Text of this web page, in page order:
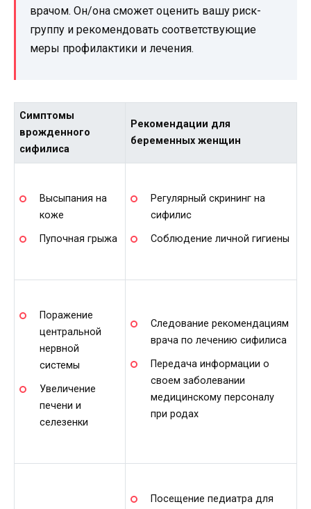
врачом. Он/она сможет оценить вашу риск-
группу и рекомендовать соответствующие
меры профилактики и лечения.
Симптомы
врожденного
сифилиса
Рекомендации для
беременных женщин
Высыпания на
коже
Пупочная грыжа
Регулярный скрининг на
сифилис
Соблюдение личной гигиены
Поражение
центральной
нервной
системы
Увеличение
печени и
селезенки
Следование рекомендациям
врача по лечению сифилиса
Передача информации о
своем заболевании
медицинскому персоналу
при родах
Посещение педиатра для